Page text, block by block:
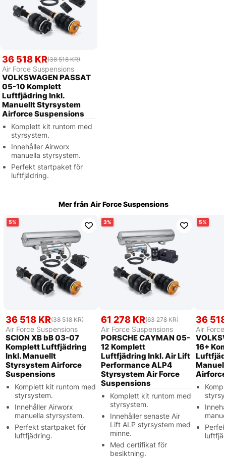
36 518 KR(38 518 KR)
Air Force Suspensions
VOLKSWAGEN PASSAT
05-10 Komplett
Luftfjädring Inkl.
Manuellt Styrsystem
Airforce Suspensions
Komplett kit runtom med
styrsystem.
Innehåller Airworx
manuella styrsystem.
Perfekt startpaket för
luftfjädring.
Mer från Air Force Suspensions
5
36 518 KR(38 518 KR)
Air Force Suspensions
SCION XB bB 03-07
Komplett Luftfjädring
Inkl. Manuellt
Styrsystem Airforce
Suspensions
Komplett kit runtom med
styrsystem.
Innehåller Airworx
manuella styrsystem.
Perfekt startpaket för
luftfjädring.
3
61 278 KR(63 278 KR)
Air Force Suspensions
PORSCHE CAYMAN 05-
12 Komplett
Luftfjädring Inkl. Air Lift
Performance ALP4
Styrsystem Air Force
Suspensions
Komplett kit runtom med
styrsystem.
Innehåller senaste Air
Lift ALP styrsystem med
minne.
Med certifikat för
besiktning.
5
36
Air
16+